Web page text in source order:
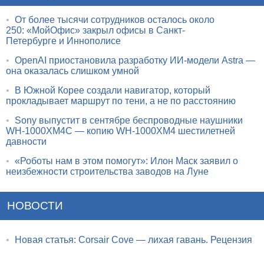
• От более тысячи сотрудников осталось около
250: «МойОфис» закрыл офисы в Санкт-
Петербурге и Иннополисе
• OpenAI приостановила разработку ИИ-модели Astra —
она оказалась слишком умной
•
В Южной Корее создали навигатор, который
прокладывает маршрут по тени, а не по расстоянию
•
Sony выпустит в сентябре беспроводные наушники
WH-1000XM4C — копию WH-1000XM4 шестилетней
давности
• «Роботы нам в этом помогут»: Илон Маск заявил о
неизбежности строительства заводов на Луне
НОВОСТИ
•
Новая статья: Corsair Cove — лихая гавань. Рецензия